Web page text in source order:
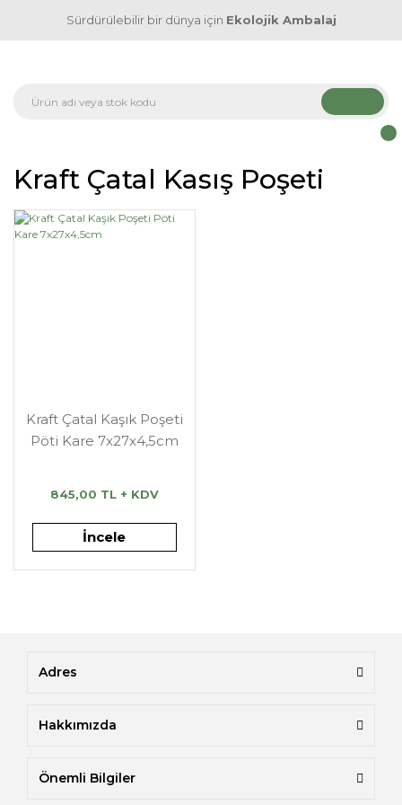
Sürdürülebilir bir dünya için Ekolojik Ambalaj
Kraft Çatal Kasış Poşeti
Kraft Çatal Kaşık Poşeti
Pöti Kare 7x27x4,5cm
845,00 TL + KDV
İncele
Adres
Hakkımızda
Önemli Bilgiler